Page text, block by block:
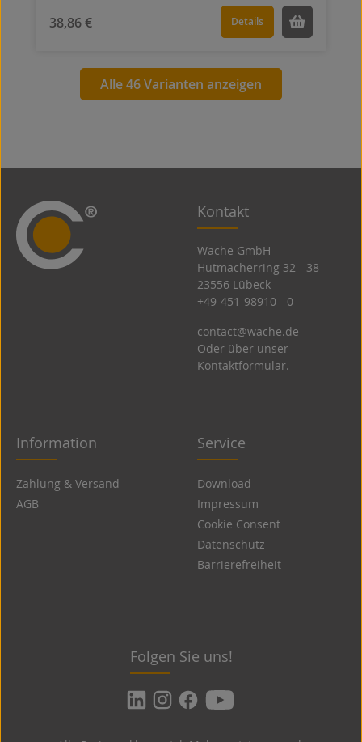
38,86 € Details
Alle 46 Varianten anzeigen
Kontakt
Wache GmbH
Hutmacherring 32 ­- 38
23556 Lübeck
+49-451-98910 - 0
contact@wache.de
Oder über unser
Kontaktformular.
Information
Zahlung & Versand
AGB
Service
Download
Impressum
Cookie Consent
Datenschutz
Barrierefreiheit
Folgen Sie uns!